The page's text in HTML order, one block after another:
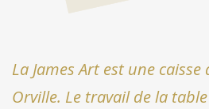
La James Art est une
Orville. Le travail de la